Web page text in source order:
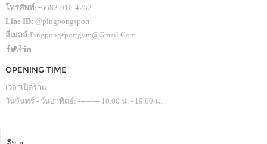
โทรศัพท์:+6682-916-4252
Line ID: @pingpongsport
อีเมลล์:Pingpongsportgym@gmail.com
OPENING TIME
เวลาเปิดร้าน
วันจันทร์ - วันอาทิตย์: --------- 10.00 น. - 19.00 น.